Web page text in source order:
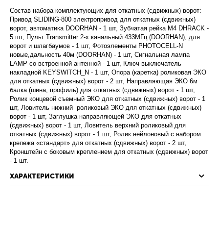
Состав набора комплектующих для откатных (сдвижных) ворот:
Привод SLIDING-800 электропривод для откатных (сдвижных)
ворот, автоматика DOORHAN - 1 шт, Зубчатая рейка М4 DHRACK -
5 шт, Пульт Transmitter 2-х канальный 433МГц (DOORHAN), для
ворот и шлагбаумов - 1 шт, Фотоэлементы PHOTOCELL-N
новые,дальность 40м (DOORHAN) - 1 шт, Сигнальная лампа
LAMP со встроенной антенной - 1 шт, Ключ-выключатель
накладной KEYSWITCH_N - 1 шт, Опора (каретка) роликовая ЭКО
для откатных (сдвижных) ворот - 2 шт, Направляющая ЭКО 6м
балка (шина, профиль) для откатных (сдвижных) ворот - 1 шт,
Ролик концевой съемный ЭКО для откатных (сдвижных) ворот - 1
шт, Ловитель нижний роликовый ЭКО для откатных (сдвижных)
ворот - 1 шт, Заглушка направляющей ЭКО для откатных
(сдвижных) ворот - 1 шт, Ловитель верхний роликовый для
откатных (сдвижных) ворот - 1 шт, Ролик нейлоновый с набором
крепежа «стандарт» для откатных (сдвижных) ворот - 2 шт,
Кронштейн с боковым креплением для откатных (сдвижных) ворот
- 1 шт.
ХАРАКТЕРИСТИКИ